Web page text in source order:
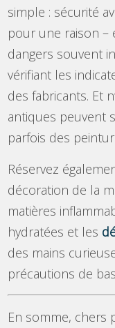
simple : sécurité
pour une raison –
dangers souvent
vérifiant les
des fabricants. Et
antiques peuvent
parfois des
Réservez
décoration de la
matières
hydratées et les
des mains
précautions de
En somme, chers